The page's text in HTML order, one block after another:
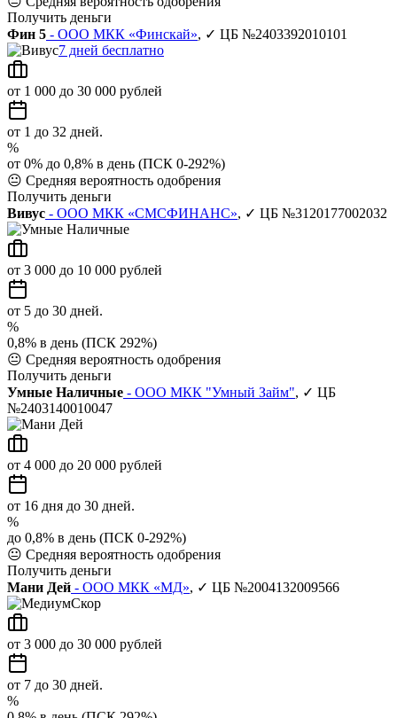
Получить деньги
Фин 5 - ООО МКК «Финскай», ✓ ЦБ №2403392010101
7 дней бесплатно
от 1 000 до 30 000 рублей
от 1 до 32 дней.
%
от 0% до 0,8% в день (ПСК 0-292%)
😐 Средняя вероятность одобрения
Получить деньги
Вивус - ООО МКК «СМСФИНАНС», ✓ ЦБ №3120177002032
от 3 000 до 10 000 рублей
от 5 до 30 дней.
%
0,8% в день (ПСК 292%)
😐 Средняя вероятность одобрения
Получить деньги
Умные Наличные - ООО МКК "Умный Займ", ✓ ЦБ
№2403140010047
от 4 000 до 20 000 рублей
от 16 дня до 30 дней.
%
до 0,8% в день (ПСК 0-292%)
😐 Средняя вероятность одобрения
Получить деньги
Мани Дей - ООО МКК «МД», ✓ ЦБ №2004132009566
от 3 000 до 30 000 рублей
от 7 до 30 дней.
%